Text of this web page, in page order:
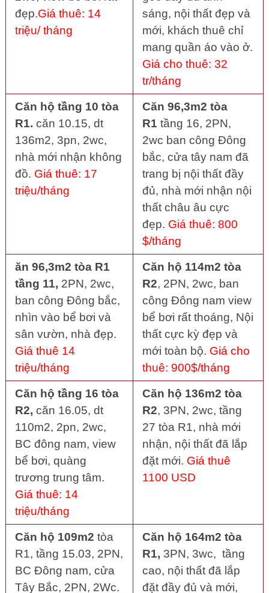
đẹp.Giá thuê: 14
triệu/ tháng
sáng, nội thất đẹp và
mới, khách thuê chỉ
mang quần áo vào ở.
Giá cho thuê: 32
tr/tháng
Căn hộ tầng 10 tòa
R1. căn 10.15, dt
136m2, 3pn, 2wc,
nhà mới nhận không
đồ. Giá thuê: 17
triệu/tháng
Căn 96,3m2 tòa
R1 tầng 16, 2PN,
2wc ban công Đông
bắc, cửa tây nam đã
trang bị nội thất đầy
đủ, nhà mới nhận nội
thất châu âu cực
đẹp. Giá thuê: 800
$/tháng
ăn 96,3m2 tòa R1
tầng 11, 2PN, 2wc,
ban công Đông bắc,
nhìn vào bể bơi và
sân vườn, nhà đẹp.
Giá thuê 14
triệu/tháng
Căn hộ 114m2 tòa
R2, 2PN, 2wc, ban
công Đông nam view
bể bơi rất thoáng, Nội
thất cực kỳ đẹp và
mới toàn bộ. Giá cho
thuê: 900$/tháng
Căn hộ tầng 16 tòa
R2, căn 16.05, dt
110m2, 2pn, 2wc,
BC đông nam, view
bể bơi, quàng
trương trung tâm.
Giá thuê: 14
triệu/tháng
Căn hộ 136m2 tòa
R2, 3PN, 2wc, tầng
27 tòa R1, nhà mới
nhận, nội thất đã lắp
đặt mới. Giá thuê
1100 USD
Căn hộ 109m2 tòa
R1, tầng 15.03, 2PN,
BC Đông nam, cửa
Tây Bắc, 2PN, 2Wc.
Căn hộ 164m2 tòa
R1, 3PN, 3wc, tầng
cao, nội thất đã lắp
đặt đầy đủ và mới,